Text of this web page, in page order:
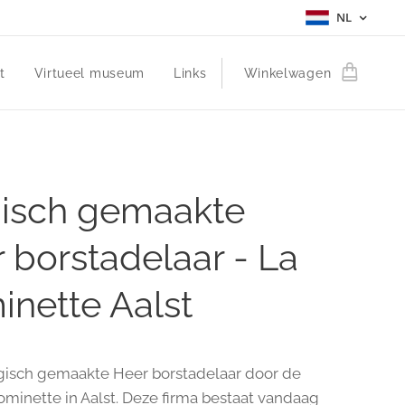
NL
Virtueel museum Links Winkelwagen
gemaakte
borstadelaar - La
Aalst
gemaakte Heer borstadelaar door de
in Aalst. Deze firma bestaat vandaag